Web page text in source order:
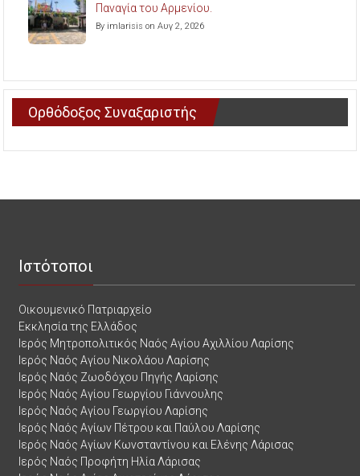
Παναγία του Αρμενίου.
By imlarisis on Αυγ 2, 2026
Ορθόδοξος Συναξαριστής
Ιστότοποι
Οικουμενικό Πατριαρχείο
Εκκλησία της Ελλάδος
Ιερός Μητροπολιτικός Ναός Αγίου Αχιλλίου Λαρίσης
Ιερός Ναός Αγίου Νικολάου Λαρίσης
Ιερός Ναός Ζωοδόχου Πηγής Λαρίσης
Ιερός Ναός Αγίου Γεωργίου Γιάννουλης
Ιερός Ναός Αγίου Γεωργίου Λαρίσης
Ιερός Ναός Αγίων Πέτρου και Παύλου Λαρίσης
Ιερός Ναός Αγίων Κωνσταντίνου και Ελένης Λάρισας
Ιερός Ναός Προφήτη Ηλία Λάρισας